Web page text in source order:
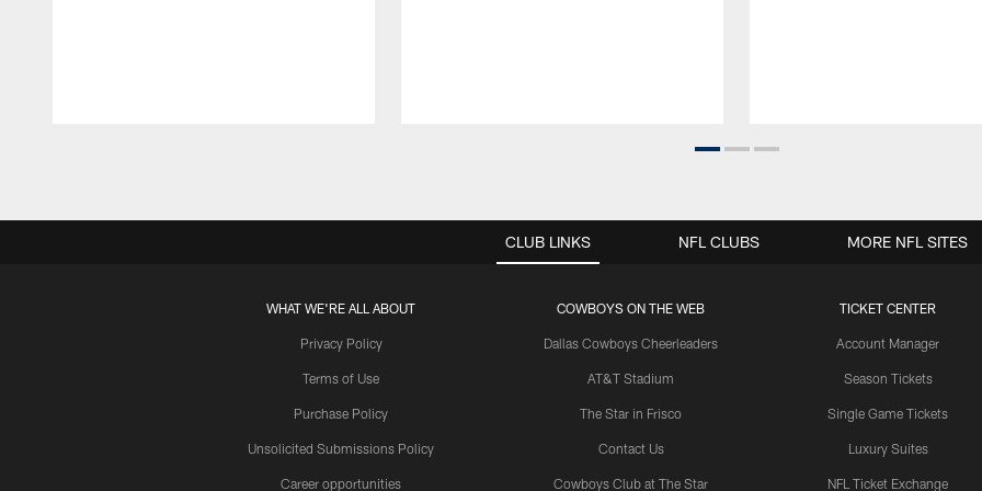
CLUB LINKS
WHAT WE'RE ALL ABOUT
Privacy Policy
Terms of Use
Purchase Policy
Unsolicited Submissions Policy
Career opportunities
COWBOYS ON THE WEB
Dallas Cowboys Cheerleaders
AT&T Stadium
The Star in Frisco
Contact Us
Cowboys Club at The Star
TICKET CENTER
Account Manager
Season Tickets
Single Game Tickets
Luxury Suites
NFL Ticket Exchange
NFL CLUBS MORE NFL SITES